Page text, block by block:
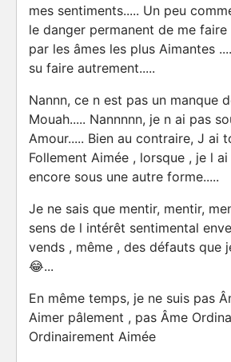
mes sentiments..... Un peu
le danger permanent de me
par les âmes les plus Aimantes
su faire autrement.....
Nannn, ce n est pas un manque
Mouah..... Nannnnn, je n ai pas
Amour..... Bien au contraire, J ai
Follement Aimée , lorsque , je l
encore sous une autre forme.....
Je ne sais que mentir, mentir,
sens de l intérêt sentimental
vends , même , des défauts que
😂...
En même temps, je ne suis pas
Aimer pâlement , pas Âme
Ordinairement Aimée